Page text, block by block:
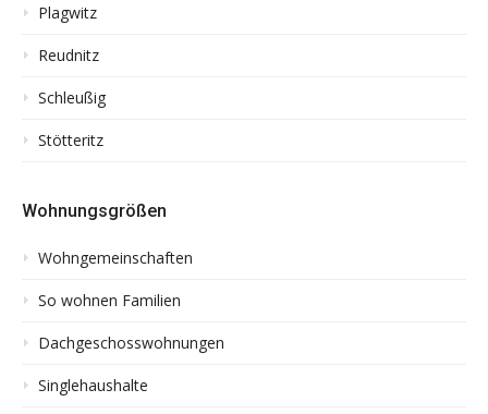
Plagwitz
Reudnitz
Schleußig
Stötteritz
Wohnungsgrößen
Wohngemeinschaften
So wohnen Familien
Dachgeschosswohnungen
Singlehaushalte